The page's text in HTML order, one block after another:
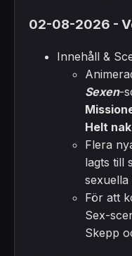
02-08-2026 -
Innehåll &
Sexen-
Helt
Flera
lagts till
sexuella
För att
Sex-
Skepp